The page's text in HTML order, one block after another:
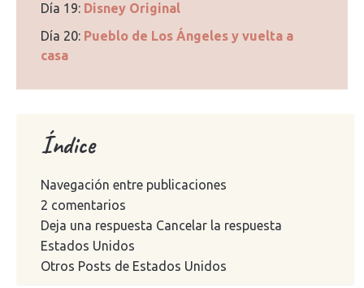
Día 19: Disney Original
Día 20: Pueblo de Los Ángeles y vuelta a
casa
Índice
Navegación entre publicaciones
2 comentarios
Deja una respuesta Cancelar la respuesta
Estados Unidos
Otros Posts de Estados Unidos